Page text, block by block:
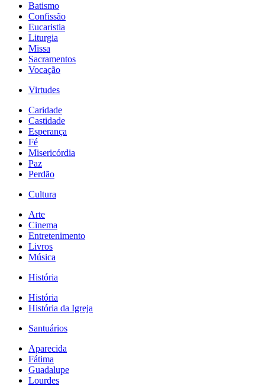
Batismo
Confissão
Eucaristia
Liturgia
Missa
Sacramentos
Vocação
Virtudes
Caridade
Castidade
Esperança
Fé
Misericórdia
Paz
Perdão
Cultura
Arte
Cinema
Entretenimento
Livros
Música
História
História
História da Igreja
Santuários
Aparecida
Fátima
Guadalupe
Lourdes